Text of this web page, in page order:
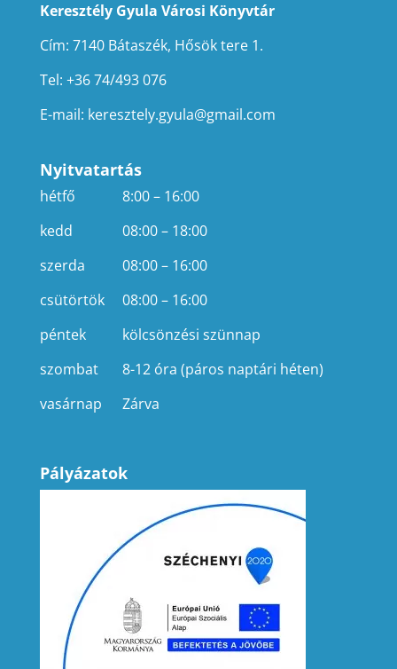
Keresztély Gyula Városi Könyvtár
Cím: 7140 Bátaszék, Hősök tere 1.
Tel: +36 74/493 076
E-mail: keresztely.gyula@gmail.com
Nyitvatartás
hétfő
8:00 – 16:00
kedd
08:00 – 18:00
szerda
08:00 – 16:00
csütörtök
08:00 – 16:00
péntek
kölcsönzési szünnap
szombat
8-12 óra (páros naptári héten)
vasárnap
Zárva
Pályázatok